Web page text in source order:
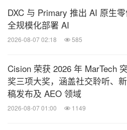
明。
今天，我们来到了人类智慧和
和机器的坐标又将面临一次
人类智慧的又一次"飞跃"呢？
（结语）
DXC 与 Primary 推出 AI 原生
全规模化部署 AI
2026-08-07 02:18 585
Cision 荣获 2026 年 MarTech
奖三项大奖，涵盖社交聆听、
稿发布及 AEO 领域
2026-08-07 01:00 1149